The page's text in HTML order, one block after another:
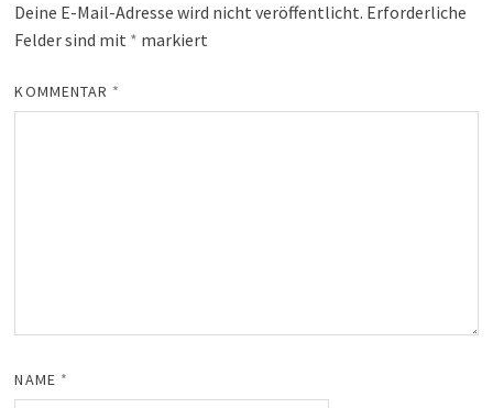
Deine E-Mail-Adresse wird nicht veröffentlicht. Erforderliche
Felder sind mit * markiert
KOMMENTAR *
NAME *